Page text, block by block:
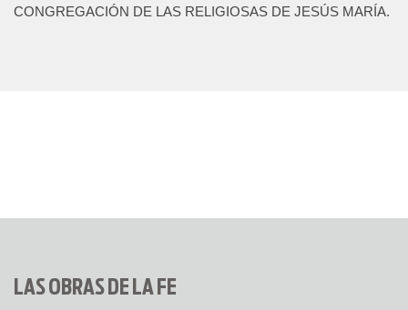
CONGREGACIÓN DE LAS RELIGIOSAS DE JESÚS MARÍA.
LAS OBRAS DE LA FE